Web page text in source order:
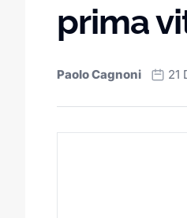
prima
Paolo Cagnoni 21